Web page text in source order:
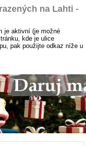
na Lahti -
je aktivní (je možné
kde je ulice
pak použijte odkaz níže u